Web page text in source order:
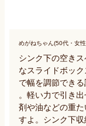
めがねちゃん(50代・女
シンク下の空き
なスライドボッ
で幅を調節でき
。軽い力で引き
剤や油などの重
すよ。シンク下